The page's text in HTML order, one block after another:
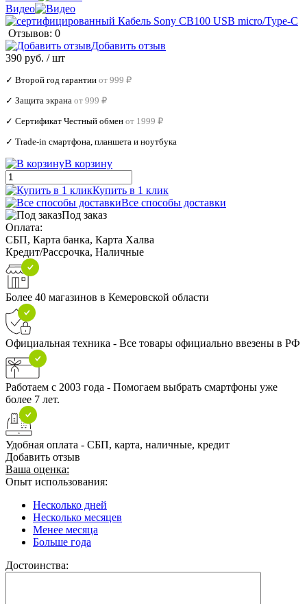
Видео
Отзывов: 0
Добавить отзыв
390 руб. / шт
✓ Второй год гарантии от 999 ₽
✓ Защита экрана от 999 ₽
✓ Сертификат Честный обмен от 1999 ₽
✓ Trade‑in смартфона, планшета и ноутбука
В корзину
Купить в 1 клик
Все способы доставки
Под заказ
Оплата:
СБП, Карта банка, Карта Халва
Кредит/Рассрочка, Наличные
Более 40 магазинов в Кемеровской области
Официальная техника - Все товары официально ввезены в РФ
Работаем с 2003 года - Помогаем выбрать смартфоны уже
более 7 лет.
Удобная оплата - СБП, карта, наличные, кредит
Добавить отзыв
Ваша оценка:
Опыт использования:
Несколько дней
Несколько месяцев
Менее месяца
Больше года
Достоинства: